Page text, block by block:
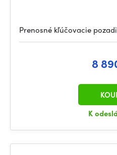
Prenosné kľúčovacie
8
K